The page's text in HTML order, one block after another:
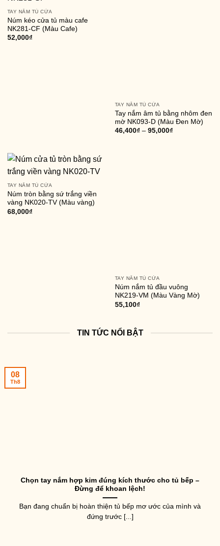
TAY NẮM TỦ CỬA
Núm kéo cửa tủ màu cafe
NK281-CF (Màu Cafe)
52,000₫
TAY NẮM TỦ CỬA
Tay nắm âm tủ bằng nhôm đen
mờ NK093-D (Màu Đen Mờ)
46,400₫– 95,000₫
TAY NẮM TỦ CỬA
Núm tròn bằng sứ trắng viền
vàng NK020-TV (Màu vàng)
68,000₫
TAY NẮM TỦ CỬA
Núm nắm tủ đầu vuông
NK219-VM (Màu Vàng Mờ)
55,100₫
TIN TỨC NỔI BẬT
Chọn tay nắm hợp kim đúng kích thước cho tủ bếp –
Đừng để khoan lệch!
Bạn đang chuẩn bị hoàn thiện tủ bếp mơ ước của mình và
đứng trước [...]
08
Th8